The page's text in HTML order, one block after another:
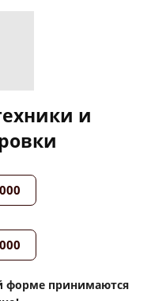
и
форме принимаются